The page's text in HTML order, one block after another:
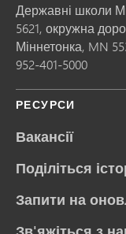
Державні школи
5621, окружна
Міннетонка, MN
952-401-5000
РЕСУРСИ
Вакансії
Поділіться
Запити на